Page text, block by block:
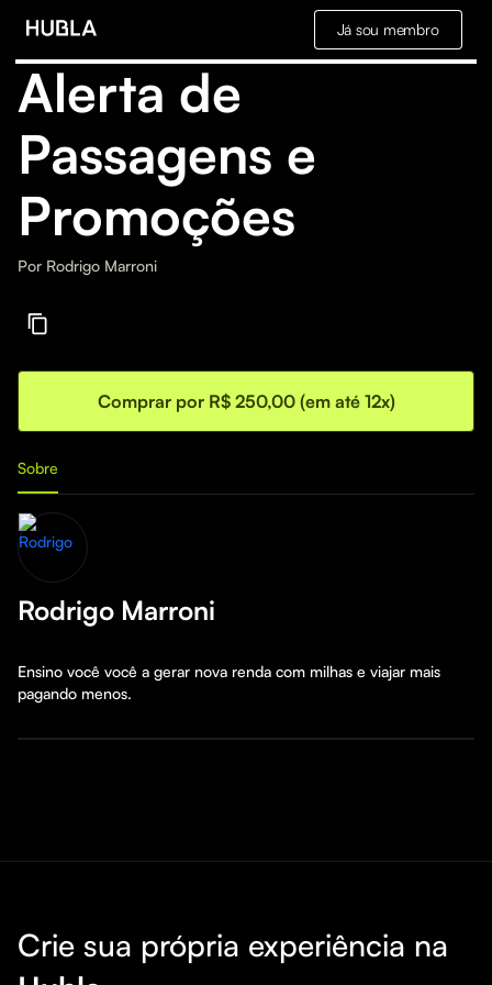
Já sou membro
Alerta de
Passagens e
Promoções
Por Rodrigo Marroni
Comprar por R$ 250,00 (em até 12x)
Sobre
Rodrigo Marroni
Ensino você você a gerar nova renda com milhas e viajar mais
pagando menos.
Crie sua própria experiência na